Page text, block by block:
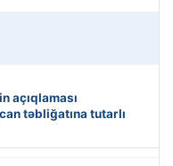
açıqlaması
təbliğatına tutarlı